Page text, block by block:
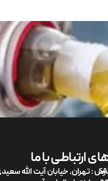
ارتباطی با ما
: تهران، خیابان آیت الله